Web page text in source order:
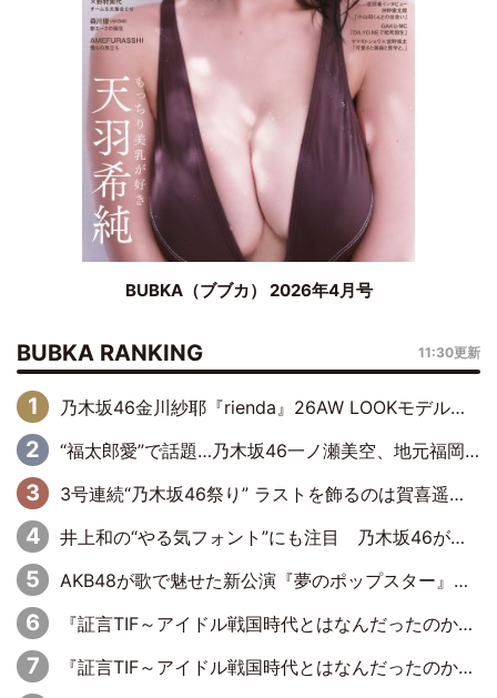
BUBKA（ブブカ） 2026年4月号
BUBKA RANKING 11:30更新
乃木坂46金川紗耶『rienda』26AW LOOKモデルに就任
“福太郎愛”で話題…乃木坂46一ノ瀬美空、地元福岡『めんべい25周年トップサポーター』に就任
3号連続“乃木坂46祭り” ラストを飾るのは賀喜遥香…5年ぶりの登場に「5年分大人になった私を見ていただけたら」
井上和の“やる気フォント”にも注目 乃木坂46が挑んだ書道パフォーマンスの舞台裏
AKB48が歌で魅せた新公演『夢のポップスター』 初日から全身全霊のステージ
『証言TIF～アイドル戦国時代とはなんだったのか～』第6回：でんぱ組.inc・古川未鈴×相沢梨紗「『ハロプロやりたかったな』って言ったら、夢眠ねむさんに『てめえはでんぱ組．incなんだよ！』って肩パンされて(笑)」
『証言TIF～アイドル戦国時代とはなんだったのか～』第11回：私立恵比寿中学・真山りか×安本彩花「TIFで10年ぶりのキョンシーメイクをしたら、場を完全に引かせてしまって。時代が変わったんだなって」